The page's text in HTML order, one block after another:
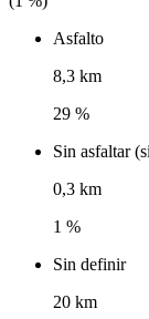
Asfalto
8,3 km
29 %
Sin asfaltar
0,3 km
1 %
Sin definir
20 km